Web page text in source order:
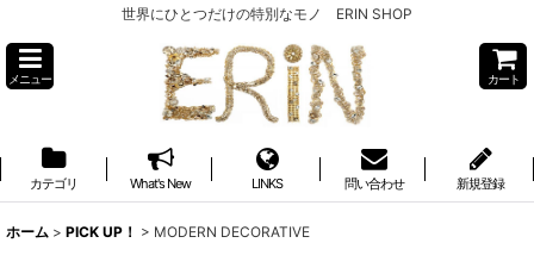
世界にひとつだけの特別なモノ ERIN SHOP
メニュー カート
カテゴリ What's New LINKS 問い合わせ 新規登録
ホーム > PICK UP！ > MODERN DECORATIVE